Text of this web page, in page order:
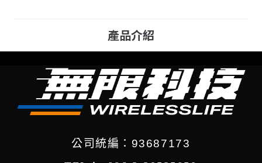
產品介紹
公司統編：93687173